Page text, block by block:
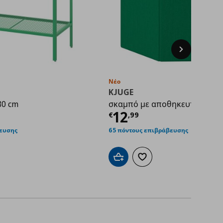
cm
αγαπημένα
Νέο
KJUGE
σκαμπό με αποθηκευτικό
€12,99
Τρέχουσα τιμή
65 πόντους επιβράβευσης
Προσθήκη στο καλάθι
Προσθήκη στα αγαπημένα
Next